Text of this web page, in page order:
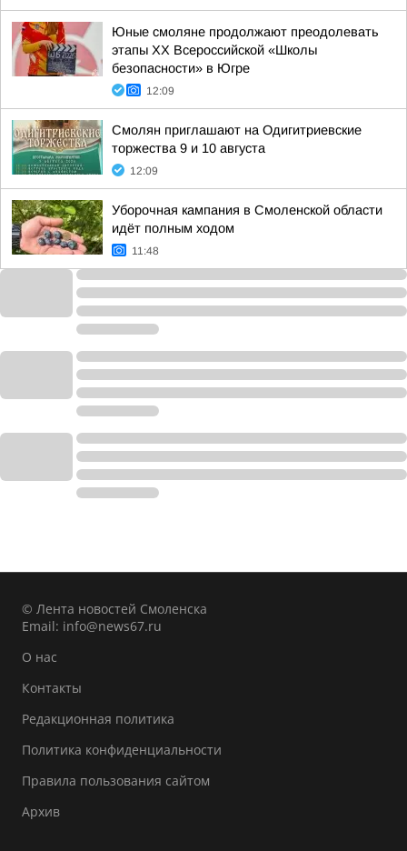
Юные смоляне продолжают преодолевать
этапы XX Всероссийской «Школы
безопасности» в Югре
12:09
Смолян приглашают на Одигитриевские
торжества 9 и 10 августа
12:09
Уборочная кампания в Смоленской области
идёт полным ходом
11:48
© Лента новостей Смоленска
Email: info@news67.ru
О нас
Контакты
Редакционная политика
Политика конфиденциальности
Правила пользования сайтом
Архив